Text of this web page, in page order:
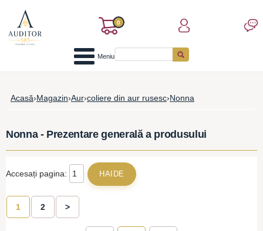
0
Meniu
Acasă›Magazin›Aur›coliere din aur rusesc›Nonna
Nonna - Prezentare generală a produsului
Accesați pagina:
1 2 >